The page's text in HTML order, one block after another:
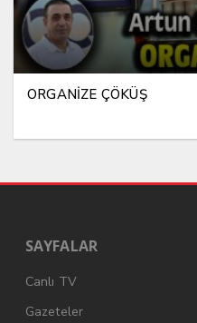
ORGANİZE ÇÖKÜŞ
SAYFALAR
Canlı TV
Gazeteler